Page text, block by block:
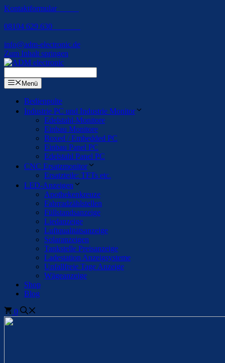
Kontaktformular
08104 629 630
info@adm-electronic.de
Zum Inhalt springen
Menü
Bedienpulte
Industrie PC und Industrie Monitor
Edelstahl-Monitore
Einbau Monitore
Boxed / Embedded PC
Einbau Panel PC
Edelstahl Panel PC
CNC Ersatzmonitor
Ersatzteile: TFTs etc.
LED-Anzeigen
Apothekenkreuze
Fahrradzählstellen
Füllstandsanzeige
Liedanzeige
Luftqualitätsanzeige
Solaranzeigen
Tankstelle Preisanzeige
Ladestation Anzeigsysteme
Unfallfreie Tage Anzeige
Wägeanzeige
Shop
Blog
0